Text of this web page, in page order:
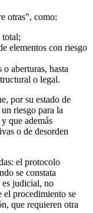
otras”, como:
total;
elementos con riesgo
aberturas, hasta
o legal.
por su estado de
riesgo para la
que además
o de desorden
el protocolo
se constata
es judicial, no
el procedimiento se
que requieren otra